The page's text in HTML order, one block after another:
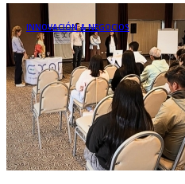
INNOVACIÓN & NEGOCIOS